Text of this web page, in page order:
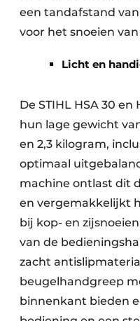
een tandafstand
voor het snoeien
Licht en
De STIHL HSA 30
hun lage gewicht
en 2,3 kilogram,
optimaal
machine ontlast dit
en vergemakkelijkt
bij kop- en
van de
zacht
beugelhandgreep
binnenkant bieden